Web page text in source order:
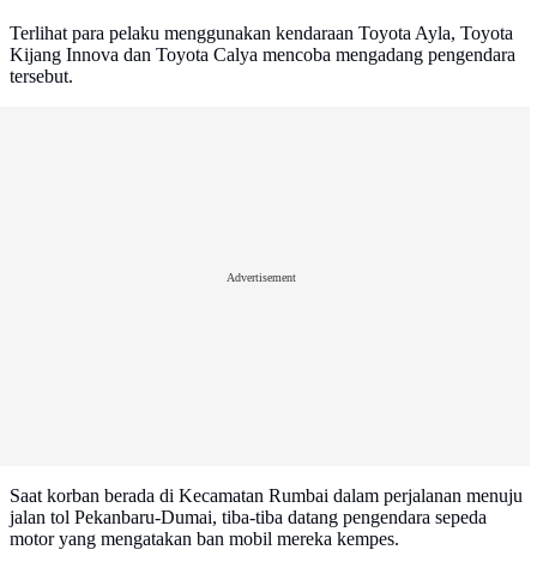
Terlihat para pelaku menggunakan kendaraan Toyota Ayla, Toyota
Kijang Innova dan Toyota Calya mencoba mengadang pengendara
tersebut.
Advertisement
Saat korban berada di Kecamatan Rumbai dalam perjalanan menuju
jalan tol Pekanbaru-Dumai, tiba-tiba datang pengendara sepeda
motor yang mengatakan ban mobil mereka kempes.